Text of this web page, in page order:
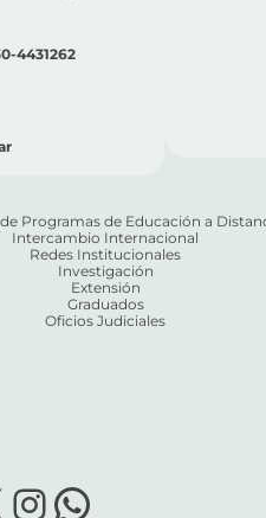
4431262
Programas de Educación a
Intercambio Internacional
Redes Institucionales
Investigación
Extensión
Graduados
Oficios Judiciales
Instagram
WhatsApp